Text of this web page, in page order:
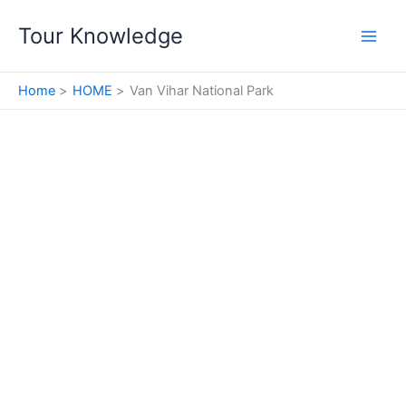
Tour Knowledge
Home HOME Van Vihar National Park